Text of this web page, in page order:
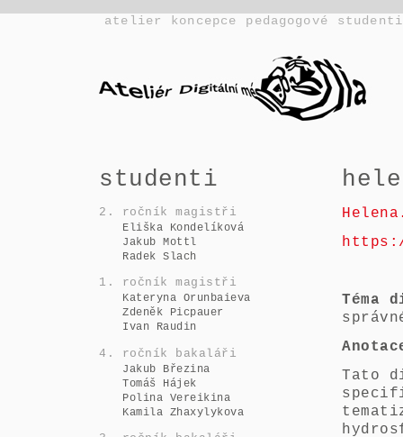
atelier koncepce pedagogové studenti
studenti
2. ročník magistři
Eliška Kondelíková
Jakub Mottl
Radek Slach
1. ročník magistři
Kateryna Orunbaieva
Zdeněk Picpauer
Ivan Raudin
4. ročník bakaláři
Jakub Březina
Tomáš Hájek
Polina Vereikina
Kamila Zhaxylykova
Téma
Tato